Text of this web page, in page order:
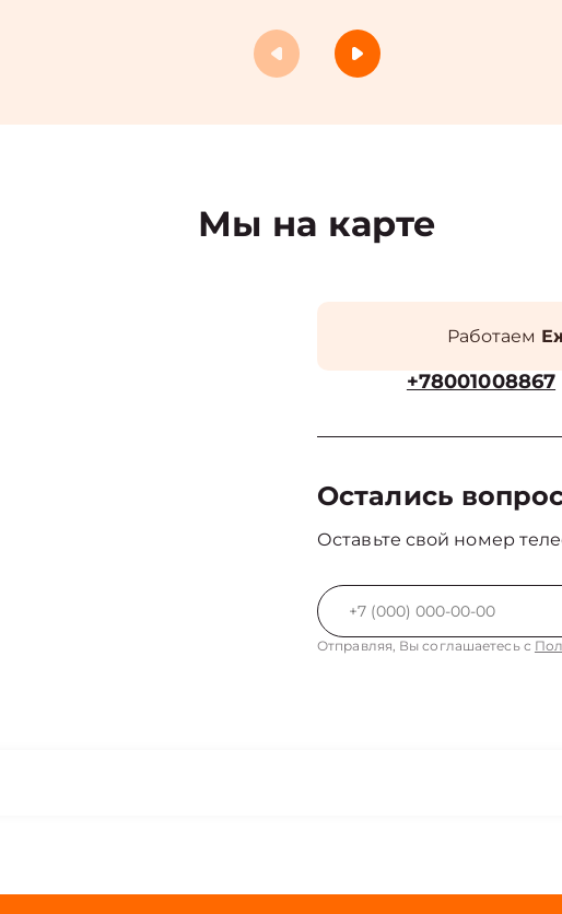
Мы на карте
Работаем
+78001008867
Остались
Оставьте свой номер
Отправляя, Вы соглашаетесь с